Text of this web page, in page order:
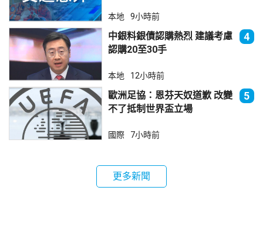
本地 9小時前
中銀料銀債認購熱烈 建議考慮
認購20至30手
4
本地 12小時前
歐洲足協：恩芬天奴道歉 改變
不了抵制世界盃立場
5
國際 7小時前
更多新聞